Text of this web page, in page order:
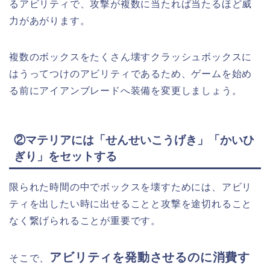
るアビリティで、攻撃が複数に当たれば当たるほど威
力があがります。
複数のボックスをたくさん壊すクラッシュボックスに
はうってつけのアビリティであるため、ゲームを始め
る前にアイアンブレードへ装備を変更しましょう。
②マテリアには「せんせいこうげき」「かいひ
ぎり」をセットする
限られた時間の中でボックスを壊すためには、アビリ
ティを出したい時に出せることと攻撃を途切れること
なく繋げられることが重要です。
そこで、
アビリティを発動させるのに消費す